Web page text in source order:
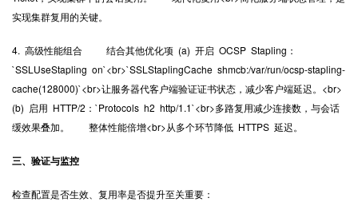
实现集群复用的关键。
4. 高级性能组合 结合其他优化项 (a) 开启 OCSP Stapling：
`SSLUseStapling on`<br>`SSLStaplingCache shmcb:/var/run/ocsp-stapling-
cache(128000)`<br>让服务器代客户端验证证书状态，减少客户端延迟。<br>
(b) 启用 HTTP/2：`Protocols h2 http/1.1`<br>多路复用减少连接数，与会话
缓效果叠加。 整体性能倍增<br>从多个环节降低 HTTPS 延迟。
三、验证与监控
检查配置是否生效、复用率是否提升至关重要：